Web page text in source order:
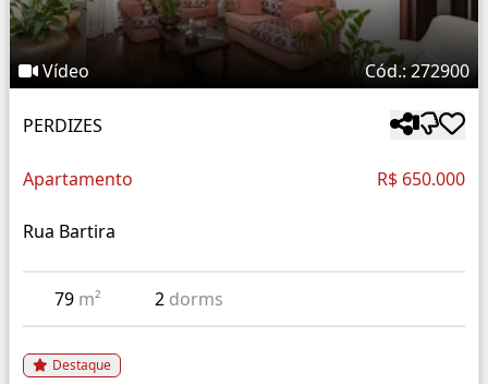
Vídeo Cód.: 272900
PERDIZES
Apartamento R$ 650.000
Rua Bartira
79 m² 2 dorms
Destaque